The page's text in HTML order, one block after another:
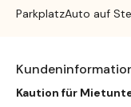
ParkplatzAuto auf
Kaution für